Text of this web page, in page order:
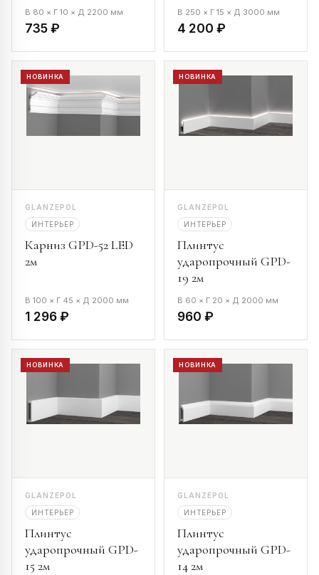
В 80 × Г 10 × Д 2200 мм
735 ₽
В 250 × Г 15 × Д 3000 мм
4 200 ₽
НОВИНКА
GLANZEPOL
ИНТЕРЬЕР
Карниз GPD-52 LED
2м
В 100 × Г 45 × Д 2000 мм
1 296 ₽
НОВИНКА
GLANZEPOL
ИНТЕРЬЕР
Плинтус
ударопрочный GPD-
19 2м
В 60 × Г 20 × Д 2000 мм
960 ₽
НОВИНКА
GLANZEPOL
ИНТЕРЬЕР
Плинтус
ударопрочный GPD-
15 2м
НОВИНКА
GLANZEPOL
ИНТЕРЬЕР
Плинтус
ударопрочный GPD-
14 2м